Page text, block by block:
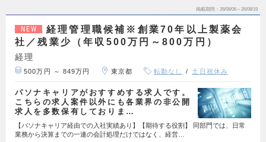
掲載期間 26/08/06～26/08/19
NEW
経理管理職候補※創業70年以上製薬会
社／残業少（年収500万円～800万円）
経理
500万円 ～ 849万円 東京都 転勤なし 土日祝休み
パソナキャリアがおすすめする求人です。
こちらの求人案件以外にも各業界の非公開
求人を多数保有しておりま…
【パソナキャリア経由での入社実績あり】【期待する役割】 同部門では、日常
業務から決算までの一連の会計処理だけではなく、経営…